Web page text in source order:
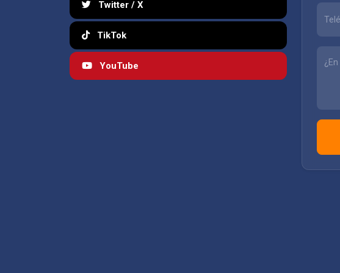
Twitter / X
TikTok
YouTube